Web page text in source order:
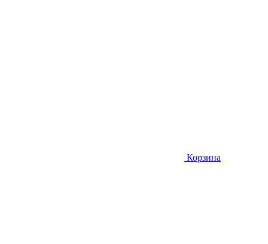
Корзина